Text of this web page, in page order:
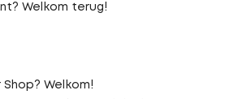
Welkom terug!
Shop? Welkom!